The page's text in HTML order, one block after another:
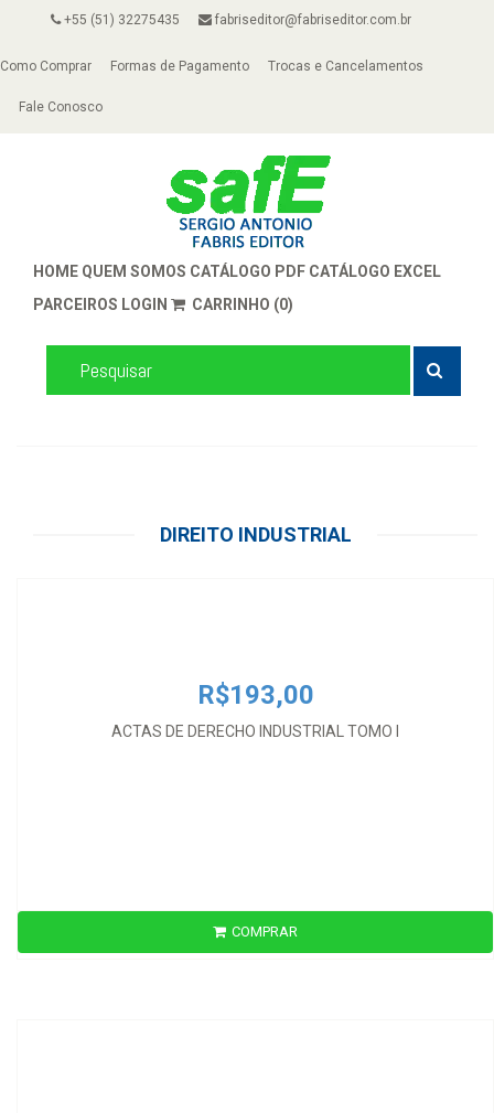
+55 (51) 32275435 fabriseditor@fabriseditor.com.br
Como Comprar Formas de Pagamento Trocas e Cancelamentos
Fale Conosco
HOME QUEM SOMOS CATÁLOGO PDF CATÁLOGO EXCEL
PARCEIROS LOGIN CARRINHO (0)
DIREITO INDUSTRIAL
R$193,00
ACTAS DE DERECHO INDUSTRIAL TOMO I
R$193,00
COMPRAR
R$193,00